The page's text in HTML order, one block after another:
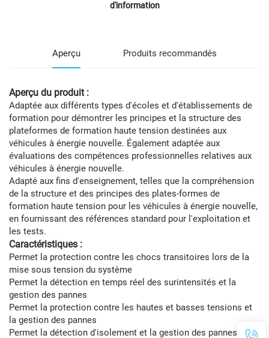
d'information
Aperçu Produits recommandés
Aperçu du produit :
Adaptée aux différents types d'écoles et d'établissements de
formation pour démontrer les principes et la structure des
plateformes de formation haute tension destinées aux
véhicules à énergie nouvelle. Également adaptée aux
évaluations des compétences professionnelles relatives aux
véhicules à énergie nouvelle.
Adapté aux fins d'enseignement, telles que la compréhension
de la structure et des principes des plates-formes de
formation haute tension pour les véhicules à énergie nouvelle,
en fournissant des références standard pour l'exploitation et
les tests.
Caractéristiques :
Permet la protection contre les chocs transitoires lors de la
mise sous tension du système
Permet la détection en temps réel des surintensités et la
gestion des pannes
Permet la protection contre les hautes et basses tensions et
la gestion des pannes
Permet la détection d'isolement et la gestion des pannes